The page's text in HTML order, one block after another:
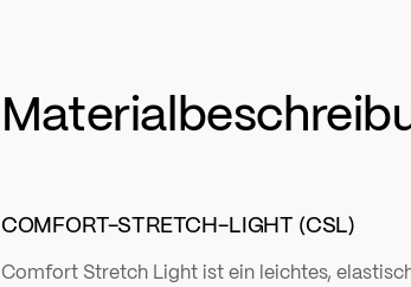
COMFORT-STRETCH-LIGHT (CSL)
Comfort Stretch Light ist ein leichtes,